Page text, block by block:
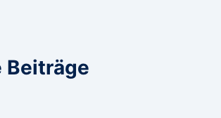
Beiträge